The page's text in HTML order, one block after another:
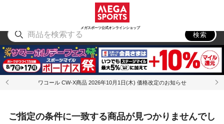
メガスポーツ公式オンラインショップ
アウトドア
検索
ワコール CW-X商品 2026年10月1日(木) 価格改定のお知らせ
ご指定の条件に一致する商品が見つかりませんでし